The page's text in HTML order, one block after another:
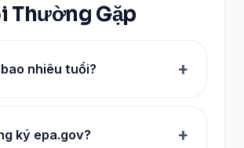
Thường Gặp
nhiêu tuổi?
ký epa.gov?